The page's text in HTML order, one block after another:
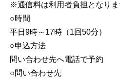
※通信料は利用者負担となりま
○時間
平日9時～17時（1回50分）
○申込方法
問い合わせ先へ電話で予約
○問い合わせ先